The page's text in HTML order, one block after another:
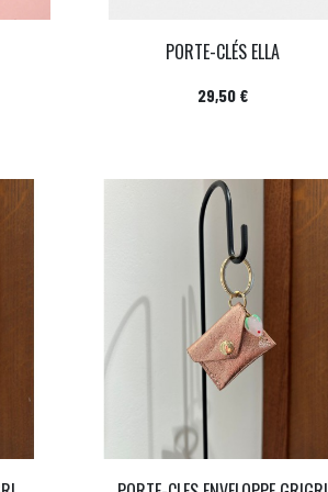
PORTE-CLÉS ELLA
Prix
29,50 €